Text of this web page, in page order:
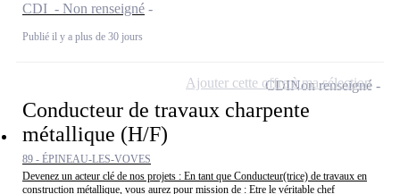
CDI - Non renseigné
Publié il y a plus de 30 jours
Conducteur de travaux charpente
métallique (H/F)
89 - ÉPINEAU-LES-VOVES
Devenez un acteur clé de nos projets : En tant que Conducteur(trice) de travaux en
construction métallique, vous aurez pour mission de : Etre le véritable chef
CDINon renseigné
Ajouter cette offre à ma sélection